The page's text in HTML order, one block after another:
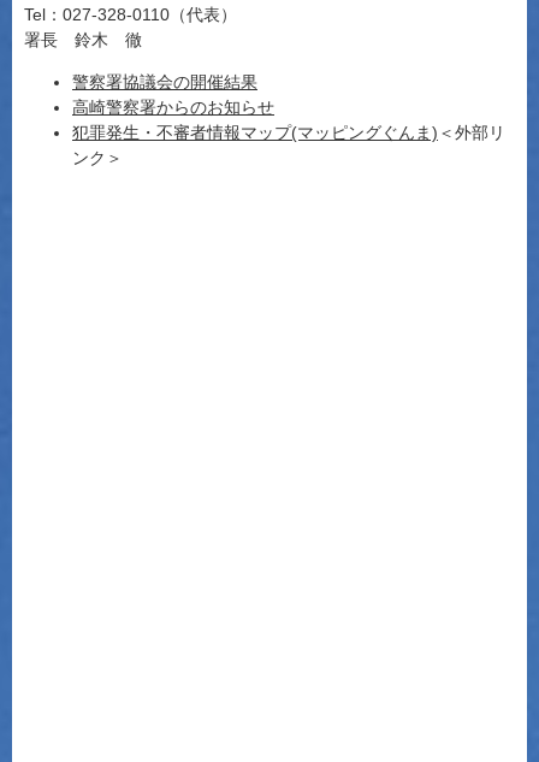
Tel：027-328-0110（代表）
署長 鈴木 徹
警察署協議会の開催結果
高崎警察署からのお知らせ
犯罪発生・不審者情報マップ(マッピングぐんま) ＜外部リ
ンク＞